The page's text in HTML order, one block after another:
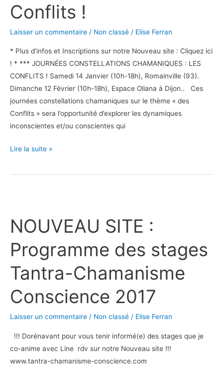
Conflits !
Laisser un commentaire / Non classé / Elise Ferran
* Plus d’infos et Inscriptions sur notre Nouveau site : Cliquez ici
! * *** JOURNÉES CONSTELLATIONS CHAMANIQUES : LES
CONFLITS ! Samedi 14 Janvier (10h-18h), Romainville (93).
Dimanche 12 Février (10h-18h), Espace Oliana à Dijon.. Ces
journées constellations chamaniques sur le thème « des
Conflits » sera l’opportunité d’explorer les dynamiques
inconscientes et/ou conscientes qui
Conflits
Lire la suite »
NOUVEAU SITE :
Programme des stages
Tantra-Chamanisme
Conscience 2017
Laisser un commentaire / Non classé / Elise Ferran
!!! Dorénavant pour vous tenir informé(e) des stages que je
co-anime avec Line rdv sur notre Nouveau site !!!
www.tantra-chamanisme-conscience.com
Programme
des
Tantra-
Conscience